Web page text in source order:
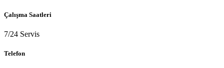
Çalışma Saatleri
7/24 Servis
Telefon